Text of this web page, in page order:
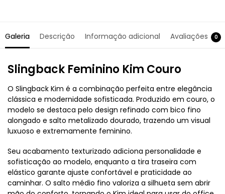
Galeria Descrição Informação adicional Avaliações 0
Slingback Feminino Kim Couro
O Slingback Kim é a combinação perfeita entre elegância
clássica e modernidade sofisticada. Produzido em couro, o
modelo se destaca pelo design refinado com bico fino
alongado e salto metalizado dourado, trazendo um visual
luxuoso e extremamente feminino.
Seu acabamento texturizado adiciona personalidade e
sofisticação ao modelo, enquanto a tira traseira com
elástico garante ajuste confortável e praticidade ao
caminhar. O salto médio fino valoriza a silhueta sem abrir